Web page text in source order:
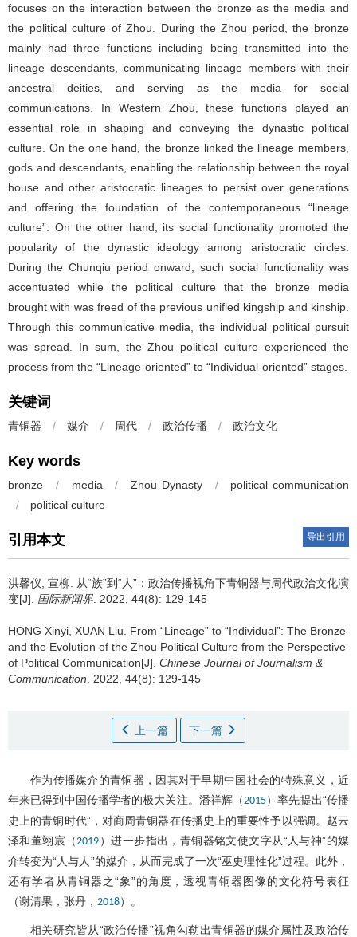
focuses on the interaction between the bronze as the media and
the political culture of Zhou. During the Zhou period, the bronze
mainly had three functions including being transmitted into the
lineage descendants, communicating lineage members with their
ancestral deities, and serving as the media for social
communications. In Western Zhou, these functions played an
essential role in shaping and conveying the dynastic political
culture. On the one hand, the bronze linked the lineage members,
gods and descendants, enabling the relationship between the royal
house and other aristocratic lineages to persist over generations
and offering the foundation of the contemporaneous “lineage
culture”. On the other hand, its social functionality promoted the
popularity of the dynastic ideology among aristocratic circles.
During the Chunqiu period onward, such social functionality was
accentuated while the political culture that the bronze media
brought with was freed of the previous unified kingship and kinship.
Through this communicative media, the individual political pursuit
was spread. In sum, the Zhou political culture experienced the
process from the “Lineage-oriented” to “Individual-oriented” stages.
关键词
青铜器 / 媒介 / 周代 / 政治传播 / 政治文化
Key words
bronze / media / Zhou Dynasty /
political communication
/
political culture
引用本文 导出引用
洪馨仪 宣柳
从“族”到“人”：政治传播视角下青铜器与周代政治文化演
变[J]. 国际新闻界 . 2022, 44(8): 129-145
HONG Xinyi XUAN Liu
From “Lineage” to “Individual”: The Bronze
and the Evolution of the Zhou Political Culture from the Perspective
of Political Communication[J]. Chinese Journal of Journalism &
Communication . 2022, 44(8): 129-145
上一篇 下一篇
作为传播媒介的青铜器，因其对于早期中国社会的特殊意义，近
年来已得到中国传播学者的极大关注。潘祥辉（2015）率先提出“传播
史上的青铜时代”，对商周青铜器在传播史上的重要性予以强调。赵云
泽和董翊宸（2019 ）进一步指出，青铜器铭文使文字从“人与神”的媒
介转变为“人与人”的媒介，从而完成了一次“巫史理性化”过程。此外，
还有学者从青铜器之“象”的角度，透视青铜器图像的文化符号表征
（谢清果，张丹， 2018）。
相关研究皆从“政治传播”视角勾勒出青铜器的媒介属性及政治传